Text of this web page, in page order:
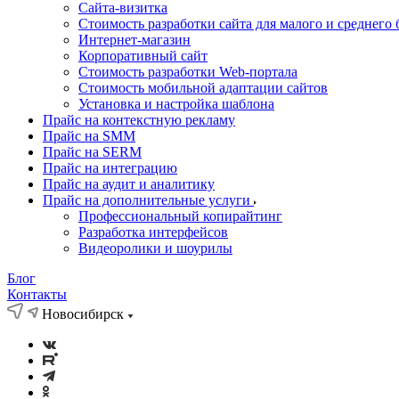
Cайта-визитка
Стоимость разработки сайта для малого и среднего
Интернет-магазин
Корпоративный сайт
Стоимость разработки Web-портала
Стоимость мобильной адаптации сайтов
Установка и настройка шаблона
Прайс на контекстную рекламу
Прайс на SMM
Прайс на SERM
Прайс на интеграцию
Прайс на аудит и аналитику
Прайс на дополнительные услуги
Профессиональный копирайтинг
Разработка интерфейсов
Видеоролики и шоурилы
Блог
Контакты
Новосибирск